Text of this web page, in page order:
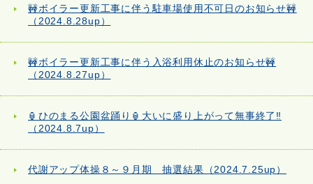
🚧ボイラー更新工事に伴う駐車場使用不可日のお知らせ🚧
（2024.8.28up）
🚧ボイラー更新工事に伴う入浴利用休止のお知らせ🚧
（2024.8.27up）
🏮ひのまる公園盆踊り🏮大いに盛り上がって無事終了‼
（2024.8.7up）
代謝アップ体操８～９月期 抽選結果（2024.7.25up）